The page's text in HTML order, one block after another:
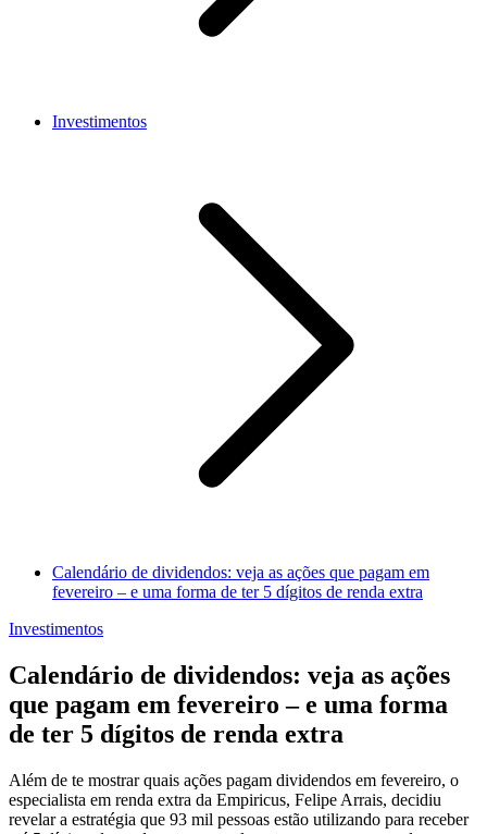
Investimentos
Calendário de dividendos: veja as ações que pagam em
fevereiro – e uma forma de ter 5 dígitos de renda extra
Investimentos
Calendário de dividendos: veja as ações
que pagam em fevereiro – e uma forma
de ter 5 dígitos de renda extra
Além de te mostrar quais ações pagam dividendos em fevereiro, o
especialista em renda extra da Empiricus, Felipe Arrais, decidiu
revelar a estratégia que 93 mil pessoas estão utilizando para receber